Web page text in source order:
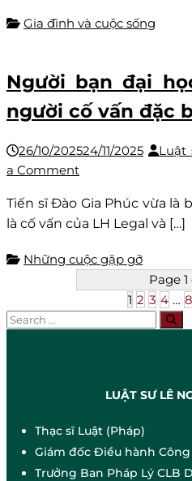
máy
mình
lại
nhìn
bên
thế
mà
thấy
Gia đình và cuộc sống
Người bạn đại
người cố vấn đặc
26/10/202524/11/2025 Luật
a Commenton
bạn
đại
người
thầy
người
của
LH
Legal
Tiến sĩ Đào Gia Phúc vừa là
là cố vấn của LH Legal và […]
Những cuộc gặp gỡ
Page 1
1 2 3 4 … 8
Search
LUẬT SƯ LÊ
Thạc sĩ Luật (Pháp)
Giám đốc Điều hành Công
Trưởng Ban Pháp Lý CLB